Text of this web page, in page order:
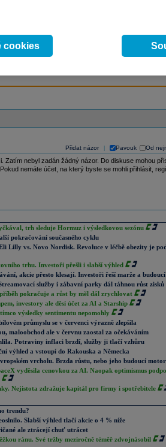
databázečasových řad ke stažení,
fundamenty více
Přidat názor Pavouk Od
Zatím nebyl zadán žádný názor. Do diskuse mohou
nemáte účet, na který byste se mohli přihlásit,
trh sleduje Hormuz i výsledkovou sezónu
pokračování současného cyklu
Lilly vs. Novo Nordisk. Revoluce v léčbě obezity je
trhu. Investoři přešli i slabší výhled
akcie přesto klesají. Investoři řeší marže a
služby i zábavní parky dál táhnou růst zisků
pokračuje a růst by měl dál zrychlovat
investory ale děsí účet za AI a Starship
výsledky sentimentu nepomohly
průmyslu se v červenci výrazně zlepšila
maloobchod ale v červnu zaostal za očekáváním
Potraviny inflaci brzdí, služby ji tlačí vzhůru
výhled a vstoupí do Rakouska a Německa
vrcholu. Brzda růstu, nebo jeho budoucí
vyděsila cenovkou za AI. Naopak optimismus
Nejistota zdražuje kapitál pro firmy i spotřebitele
trendu?
Slabší výhled tlačí akcie o 4 % níže
ale ztrácejí chuť utrácet
ránu. Své tržby meziročně téměř zdvojnásobil
cookies